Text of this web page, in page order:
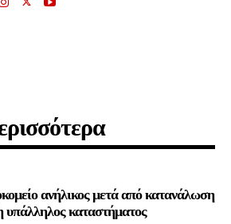
τη διεύθυνση email σας στην ιστοσελίδα
Μην ανησυχείτε, τα στοιχεία σας είναι
τηνΠολιτική Απορρήτου .
ανήλικος μετά από κατανάλωση
καταστήματος